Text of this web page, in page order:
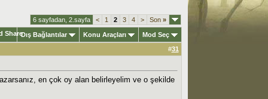
6 sayfadan, 2.sayfa < 1 2 3 4 > Son»
Dış Bağlantılar Konu Araçları
Mod Seç
#31
en çok oy alan belirleyelim ve o şekilde